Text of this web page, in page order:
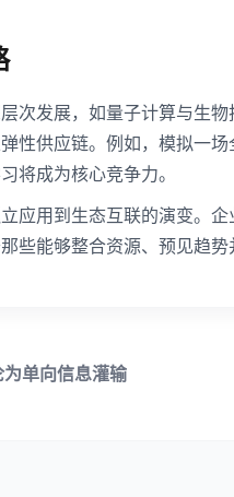
次发展，如量子计算与生
性供应链。例如，模拟一
将成为核心竞争力。
应用到生态互联的演变。
些能够整合资源、预见趋势
单向信息灌输